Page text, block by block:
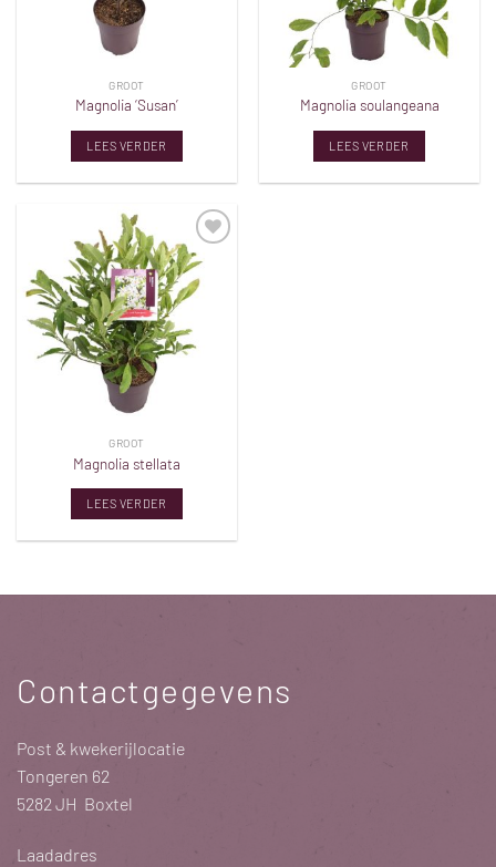
GROOT
Magnolia ‘Susan’
LEES VERDER
GROOT
Magnolia soulangeana
LEES VERDER
Toevoegen
aan
verlanglijst
GROOT
Magnolia stellata
LEES VERDER
Contactgegevens
Post & kwekerijlocatie
Tongeren 62
5282 JH Boxtel
Laadadres